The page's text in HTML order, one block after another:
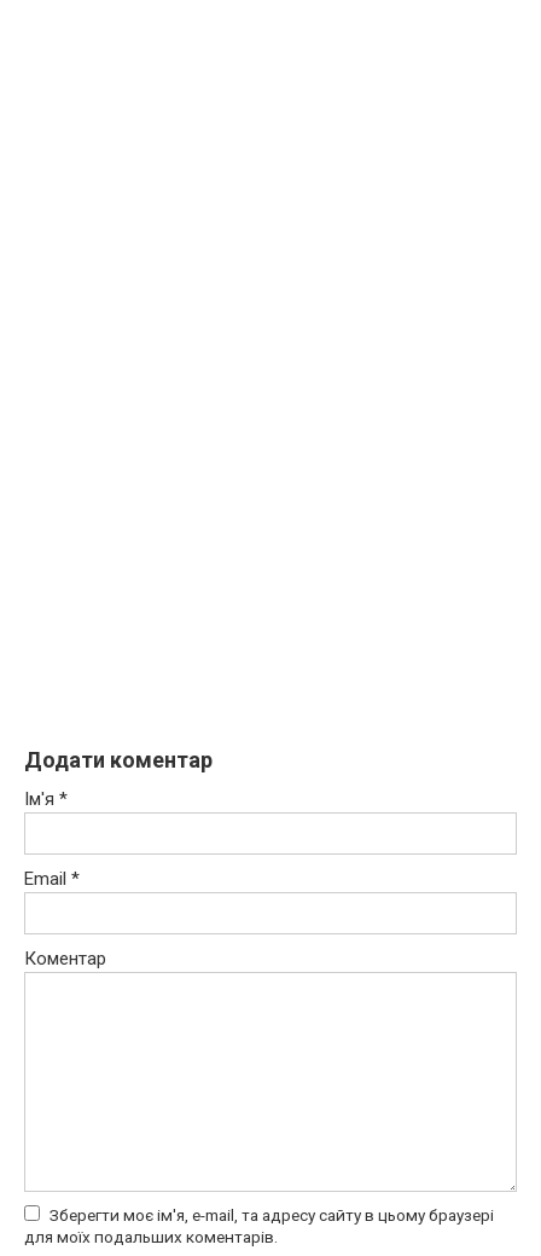
Додати коментар
Ім'я *
Email *
Коментар
Зберегти моє ім'я, e-mail, та адресу сайту в цьому браузері
для моїх подальших коментарів.